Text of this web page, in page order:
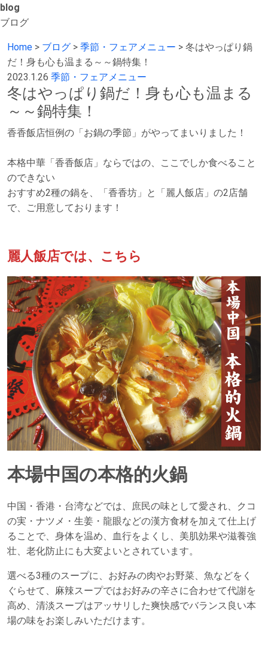
blog
ブログ
Home > ブログ > 季節・フェアメニュー > 冬はやっぱり鍋
だ！身も心も温まる～～鍋特集！
2023.1.26 季節・フェアメニュー
冬はやっぱり鍋だ！身も心も温まる
～～鍋特集！
香香飯店恒例の「お鍋の季節」がやってまいりました！
本格中華「香香飯店」ならではの、ここでしか食べること
のできない
おすすめ2種の鍋を、「香香坊」と「麗人飯店」の2店舗
で、ご用意しております！
麗人飯店では、こちら
本場中国の本格的火鍋
中国・香港・台湾などでは、庶民の味として愛され、クコ
の実・ナツメ・生姜・龍眼などの漢方食材を加えて仕上げ
ることで、身体を温め、血行をよくし、美肌効果や滋養強
壮、老化防止にも大変よいとされています。
選べる3種のスープに、お好みの肉やお野菜、魚などをく
ぐらせて、麻辣スープではお好みの辛さに合わせて代謝を
高め、清淡スープはアッサリした爽快感でバランス良い本
場の味をお楽しみいただけます。